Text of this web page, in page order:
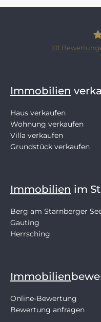
101
Immobilien
Haus verkaufen
Wohnung verkaufen
Villa verkaufen
Grundstück verkaufen
Immobilien im
Berg am Starnberger
Gauting
Herrsching
Immobilien
Online-Bewertung
Bewertung anfragen